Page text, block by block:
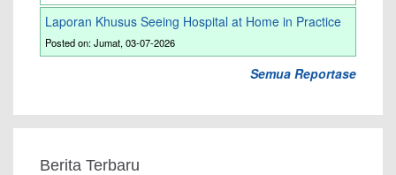
Laporan Khusus Seeing Hospital at Home in Practice
Posted on: Jumat, 03-07-2026
Semua Reportase
Berita Terbaru